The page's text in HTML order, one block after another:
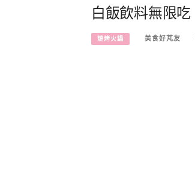
白飯飲料無限吃
燒烤火鍋 美食好芃友